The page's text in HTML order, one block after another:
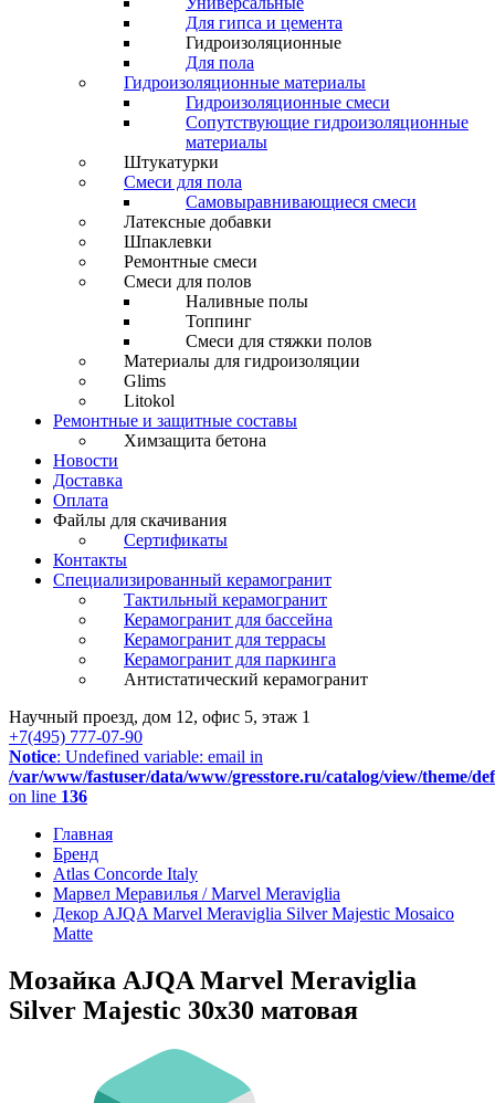
Для гипса и цемента
Гидроизоляционные
Для пола
Гидроизоляционные материалы
Гидроизоляционные смеси
Сопутствующие гидроизоляционные
материалы
Штукатурки
Смеси для пола
Самовыравнивающиеся смеси
Латексные добавки
Шпаклевки
Ремонтные смеси
Смеси для полов
Наливные полы
Топпинг
Смеси для стяжки полов
Материалы для гидроизоляции
Glims
Litokol
Ремонтные и защитные составы
Химзащита бетона
Новости
Доставка
Оплата
Файлы для скачивания
Сертификаты
Контакты
Специализированный керамогранит
Тактильный керамогранит
Керамогранит для бассейна
Керамогранит для террасы
Керамогранит для паркинга
Антистатический керамогранит
Научный проезд, дом 12, офис 5, этаж 1
+7(495) 777-07-90
Notice: Undefined variable: email in
/var/www/fastuser/data/www/gresstore.ru/catalog/view/theme/
on line 136
Главная
Бренд
Atlas Concorde Italy
Марвел Меравилья / Marvel Meraviglia
Декор AJQA Marvel Meraviglia Silver Majestic Mosaico
Matte
Мозайка AJQA Marvel Meraviglia
Silver Majestic 30x30 матовая